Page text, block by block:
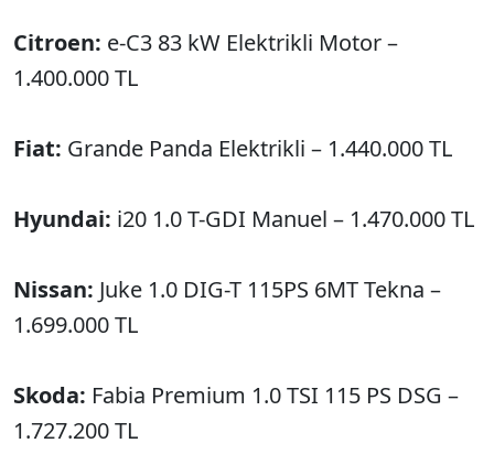
Citroen: e-C3 83 kW Elektrikli Motor –
1.400.000 TL
Fiat: Grande Panda Elektrikli – 1.440.000 TL
Hyundai: i20 1.0 T-GDI Manuel – 1.470.000 TL
Nissan: Juke 1.0 DIG-T 115PS 6MT Tekna –
1.699.000 TL
Skoda: Fabia Premium 1.0 TSI 115 PS DSG –
1.727.200 TL